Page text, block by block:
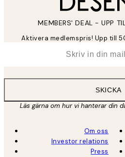
MEMBERS' DEAL - UPP
Aktivera medlemspris! Upp till
SKICKA
Läs gärna om hur vi hanterar din
Om oss
Investor relations
Press